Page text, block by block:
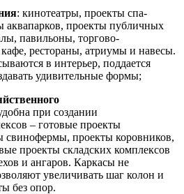
: кинотеатры, проекты спа-
аквапарков, проекты публичных
павильоны, торгово-
рестораны, атриумы и навесы.
в интерьер, поддается
удивительные формы;
при создании
– готовые проекты
свинофермы, проекты коровников,
проекты складских комплексов
и ангаров. Каркасы не
увеличивать шаг колон и
без опор.